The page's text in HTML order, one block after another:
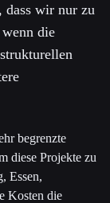
wir nur zu
die
begrenzte
diese Projekte zu
Essen,
Kosten die